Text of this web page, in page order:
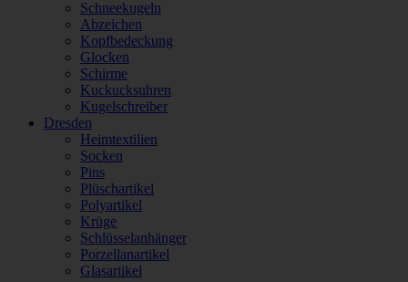
Schneekugeln
Abzeichen
Kopfbedeckung
Glocken
Schirme
Kuckucksuhren
Kugelschreiber
Dresden
Heimtextilien
Socken
Pins
Plüschartikel
Polyartikel
Krüge
Schlüsselanhänger
Porzellanartikel
Glasartikel